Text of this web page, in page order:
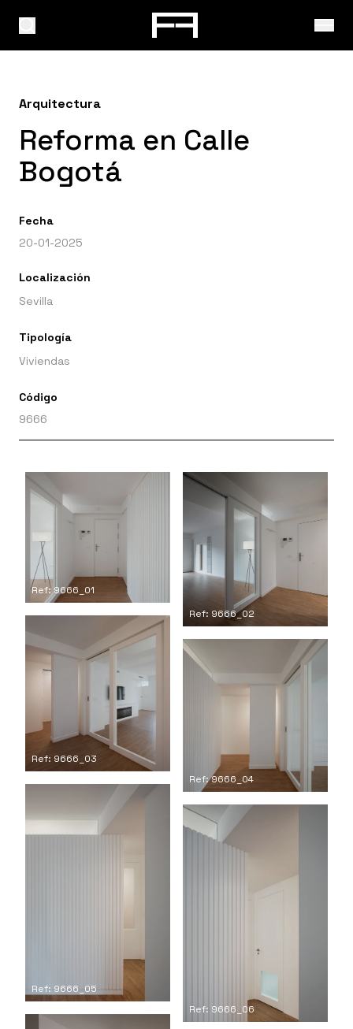
Arquitectura
Reforma en Calle
Bogotá
Fecha
20-01-2025
Localización
Sevilla
Tipología
Viviendas
Código
9666
Ref: 9666_01
Ref: 9666_02
Ref: 9666_03
Ref: 9666_04
Ref: 9666_05
Ref: 9666_06